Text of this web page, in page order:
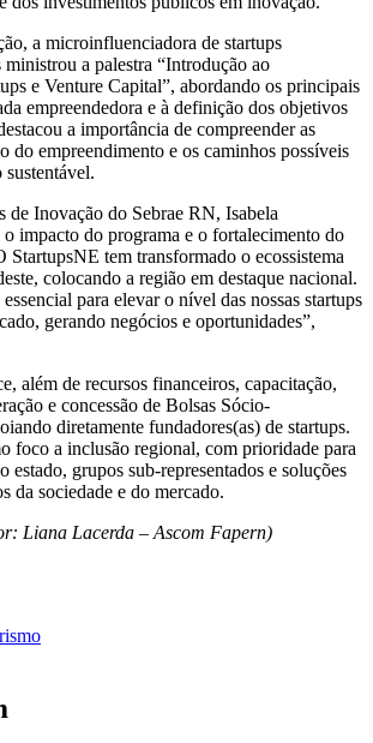
a microinfluenciadora de startups
a palestra “Introdução ao
e Venture Capital”, abordando os principais
empreendedora e à definição dos objetivos
a importância de compreender as
do empreendimento e os caminhos possíveis
sustentável.
de Inovação do Sebrae RN, Isabela
impacto do programa e o fortalecimento do
StartupsNE tem transformado o ecossistema
colocando a região em destaque nacional.
para elevar o nível das nossas startups
gerando negócios e oportunidades”,
além de recursos financeiros, capacitação,
e concessão de Bolsas Sócio-
diretamente fundadores(as) de startups.
foco a inclusão regional, com prioridade para
estado, grupos sub-representados e soluções
da sociedade e do mercado.
Liana Lacerda – Ascom Fapern)